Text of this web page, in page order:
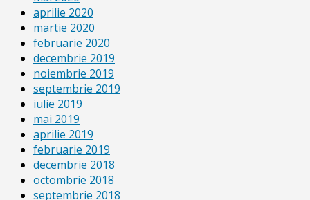
aprilie 2020
martie 2020
februarie 2020
decembrie 2019
noiembrie 2019
septembrie 2019
iulie 2019
mai 2019
aprilie 2019
februarie 2019
decembrie 2018
octombrie 2018
septembrie 2018